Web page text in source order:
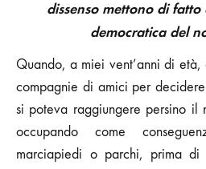
dissenso mettono di
democratica del
Quando, a miei vent’anni di
compagnie di amici per
si poteva raggiungere persino il
occupando come
marciapiedi o parchi, prima